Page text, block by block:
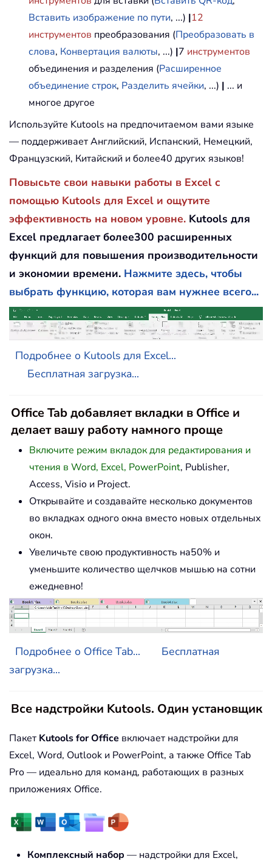
Вставить изображение по пути, ...) |12
инструментов преобразования (Преобразовать в
слова, Конвертация валюты, ...) |7 инструментов
объединения и разделения (Расширенное
объединение строк, Разделить ячейки, ...) | ... и
многое другое
Используйте Kutools на предпочитаемом вами языке
— поддерживает Английский, Испанский, Немецкий,
Французский, Китайский и более40 других языков!
Повысьте свои навыки работы в Excel с
помощью Kutools для Excel и ощутите
эффективность на новом уровне. Kutools для
Excel предлагает более300 расширенных
функций для повышения производительности
и экономии времени. Нажмите здесь, чтобы
выбрать функцию, которая вам нужнее всего...
Подробнее о Kutools для Excel...
Бесплатная загрузка...
Office Tab добавляет вкладки в Office и
делает вашу работу намного проще
Включите режим вкладок для редактирования и
чтения в Word, Excel, PowerPoint, Publisher,
Access, Visio и Project.
Открывайте и создавайте несколько документов
во вкладках одного окна вместо новых отдельных
окон.
Увеличьте свою продуктивность на50% и
уменьшите количество щелчков мышью на сотни
ежедневно!
Подробнее о Office Tab...
Бесплатная
загрузка...
Все надстройки Kutools. Один установщик
Пакет Kutools for Office включает надстройки для
Excel, Word, Outlook и PowerPoint, а также Office Tab
Pro — идеально для команд, работающих в разных
приложениях Office.
Комплексный набор — надстройки для Excel,